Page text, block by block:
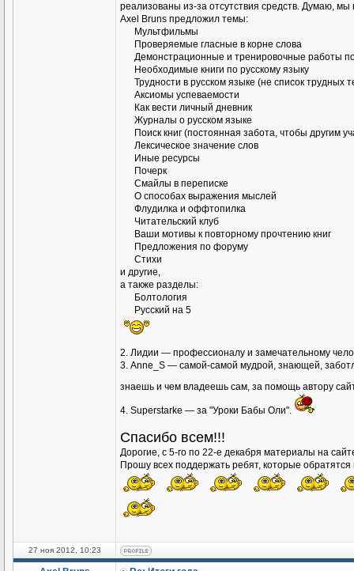
реализованы из-за отсутствия средств. Думаю,
Аxel Bruns предложил темы:
Мультфильмы
Проверяемые гласные в корне слова
Демонстрационные и тренировочные работы
Необходимые книги по русскому языку
Трудности в русском языке (не список трудных
Аксиомы успеваемости
Как вести личный дневник
Журналы о русском языке
Поиск книг (постоянная забота, чтобы другим
Лексическое значение слов
Иные ресурсы
Почерк
Смайлы в переписке
О способах выражения мыслей
Флудилка и оффтопилка
Читательский клуб
Ваши мотивы к повторному прочтению книг
Предложения по форуму
Стихи
и другие,
а также разделы:
Болтология
Русский на 5
2. Лидии — профессионалу и замечательному
3. Аnne_S — самой-самой мудрой, знающей,
знаешь и чем владеешь сам, за помощь автору
4. Superstarke — за "Уроки Бабы Оли".
Спасибо всем!!!
Дорогие, с 5-го по 22-е декабря материалы на
Прошу всех поддержать ребят, которые
27 ноя 2012, 10:23